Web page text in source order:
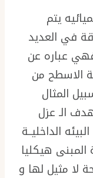
يتم
في العديد
عباره عن
الاسطح من
المثال
الـ عزل
الداخليــة
هيكليا
لا مثيل لها و